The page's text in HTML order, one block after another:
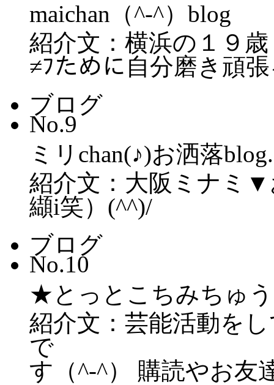
maichan（^-^）blog
紹介文：横浜の１９
≠ﾌために自分磨き頑
ブログ
No.9
ミリchan(♪)お洒落blog.
紹介文：大阪ミナミ
纈i笑）(^^)/
ブログ
No.10
★とっとこちみちゅ
紹介文：芸能活動を
で
す（^-^） 購読やお友